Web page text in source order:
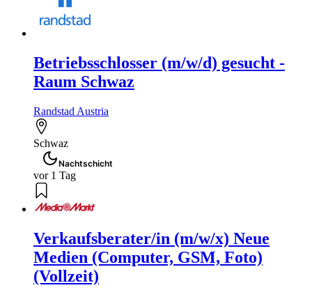
Betriebsschlosser (m/w/d) gesucht -
Raum Schwaz
Randstad Austria
Schwaz
Nachtschicht
vor 1 Tag
Verkaufsberater/in (m/w/x) Neue
Medien (Computer, GSM, Foto)
(Vollzeit)